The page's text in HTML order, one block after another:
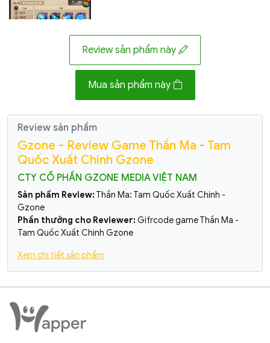
Review sản phẩm này
Mua sản phẩm này
Review sản phẩm
Gzone - Review Game Thần Ma - Tam
Quốc Xuất Chinh Gzone
CTY CỔ PHẦN GZONE MEDIA VIỆT NAM
Sản phẩm Review:Thần Ma: Tam Quốc Xuất Chinh -
Gzone
Phần thưởng cho Reviewer:Gifrcode game Thần Ma -
Tam Quốc Xuất Chinh Gzone
Xem chi tiết sản phẩm